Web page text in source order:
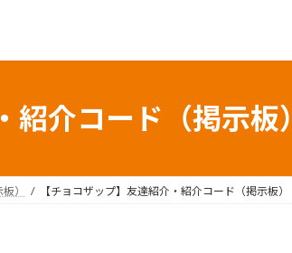
紹介コード（掲示板）
） 【チョコザップ】友達紹介・紹介コード（掲示板）